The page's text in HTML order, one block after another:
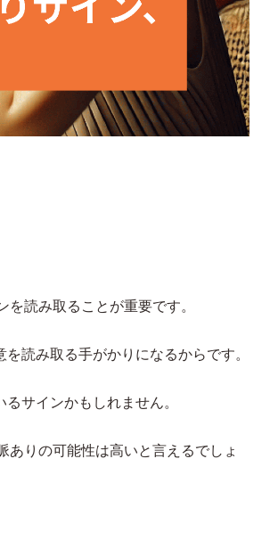
読み取ることが重要です。
読み取る手がかりになるからです。
サインかもしれません。
りの可能性は高いと言えるでしょ